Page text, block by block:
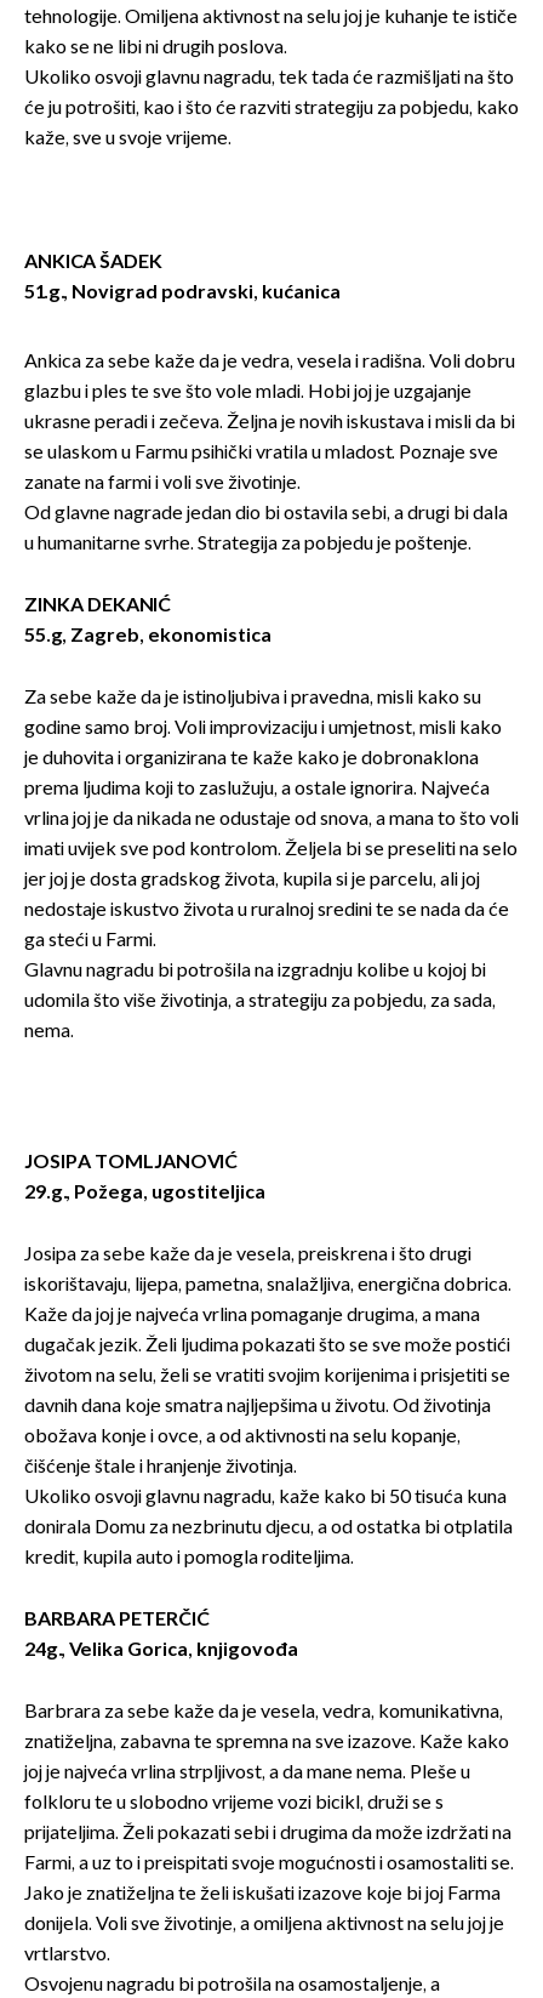
tehnologije. Omiljena aktivnost na selu joj je kuhanje te ističe
kako se ne libi ni drugih poslova.
Ukoliko osvoji glavnu nagradu, tek tada će razmišljati na što
će ju potrošiti, kao i što će razviti strategiju za pobjedu, kako
kaže, sve u svoje vrijeme.
ANKICA ŠADEK
51.g., Novigrad podravski, kućanica
Ankica za sebe kaže da je vedra, vesela i radišna. Voli dobru
glazbu i ples te sve što vole mladi. Hobi joj je uzgajanje
ukrasne peradi i zečeva. Željna je novih iskustava i misli da bi
se ulaskom u Farmu psihički vratila u mladost. Poznaje sve
zanate na farmi i voli sve životinje.
Od glavne nagrade jedan dio bi ostavila sebi, a drugi bi dala
u humanitarne svrhe. Strategija za pobjedu je poštenje.
ZINKA DEKANIĆ
55.g, Zagreb, ekonomistica
Za sebe kaže da je istinoljubiva i pravedna, misli kako su
godine samo broj. Voli improvizaciju i umjetnost, misli kako
je duhovita i organizirana te kaže kako je dobronaklona
prema ljudima koji to zaslužuju, a ostale ignorira. Najveća
vrlina joj je da nikada ne odustaje od snova, a mana to što voli
imati uvijek sve pod kontrolom. Željela bi se preseliti na selo
jer joj je dosta gradskog života, kupila si je parcelu, ali joj
nedostaje iskustvo života u ruralnoj sredini te se nada da će
ga steći u Farmi.
Glavnu nagradu bi potrošila na izgradnju kolibe u kojoj bi
udomila što više životinja, a strategiju za pobjedu, za sada,
nema.
JOSIPA TOMLJANOVIĆ
29.g., Požega, ugostiteljica
Josipa za sebe kaže da je vesela, preiskrena i što drugi
iskorištavaju, lijepa, pametna, snalažljiva, energična dobrica.
Kaže da joj je najveća vrlina pomaganje drugima, a mana
dugačak jezik. Želi ljudima pokazati što se sve može postići
životom na selu, želi se vratiti svojim korijenima i prisjetiti se
davnih dana koje smatra najljepšima u životu. Od životinja
obožava konje i ovce, a od aktivnosti na selu kopanje,
čišćenje štale i hranjenje životinja.
Ukoliko osvoji glavnu nagradu, kaže kako bi 50 tisuća kuna
donirala Domu za nezbrinutu djecu, a od ostatka bi otplatila
kredit, kupila auto i pomogla roditeljima.
BARBARA PETERČIĆ
24g., Velika Gorica, knjigovođa
Barbrara za sebe kaže da je vesela, vedra, komunikativna,
znatiželjna, zabavna te spremna na sve izazove. Kaže kako
joj je najveća vrlina strpljivost, a da mane nema. Pleše u
folkloru te u slobodno vrijeme vozi bicikl, druži se s
prijateljima. Želi pokazati sebi i drugima da može izdržati na
Farmi, a uz to i preispitati svoje mogućnosti i osamostaliti se.
Jako je znatiželjna te želi iskušati izazove koje bi joj Farma
donijela. Voli sve životinje, a omiljena aktivnost na selu joj je
vrtlarstvo.
Osvojenu nagradu bi potrošila na osamostaljenje, a